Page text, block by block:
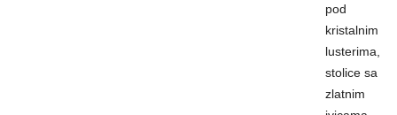
pod
kristalnim
lusterima,
stolice sa
zlatnim